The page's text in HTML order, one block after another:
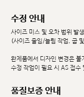
수정 안내
사이즈 미스 및 오차 범위 발
(사이즈 줄임/늘림 작업, 굽
완제품에서 디자인 변경은 불
수정 작업이 필요 시 AS 접수
품질보증 안내